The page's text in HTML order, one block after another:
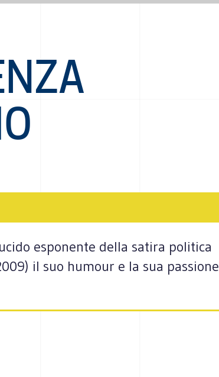
esponente della satira politica
il suo humour e la sua passione